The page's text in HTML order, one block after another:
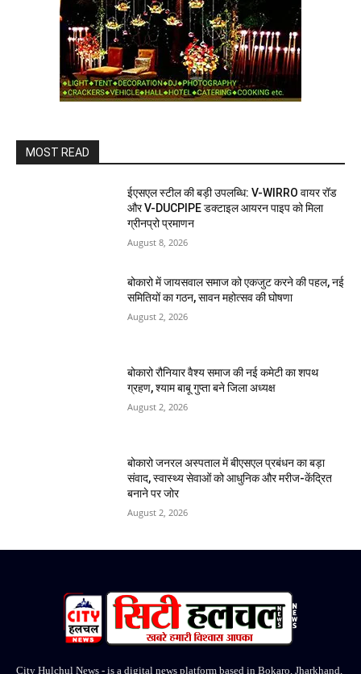
MOST READ
ईएसएल स्टील की बड़ी उपलब्धि: V-WIRRO वायर रॉड
और V-DUCPIPE डक्टाइल आयरन पाइप को मिला
ग्रीनप्रो प्रमाणन
August 8, 2026
बोकारो में जायसवाल समाज को एकजुट करने की पहल, नई
समितियों का गठन, सावन महोत्सव की घोषणा
August 2, 2026
बोकारो रौनियार वैश्य समाज की नई कमेटी का शपथ
ग्रहण, श्याम बाबू गुप्ता बने जिला अध्यक्ष
August 2, 2026
बोकारो जनरल अस्पताल में बीएसएल प्रबंधन का बड़ा
संवाद, स्वास्थ्य सेवाओं को आधुनिक और मरीज-केंद्रित
बनाने पर जोर
August 2, 2026
City Hulchul News - is a digital news platform based in Bokaro, Jharkhand,